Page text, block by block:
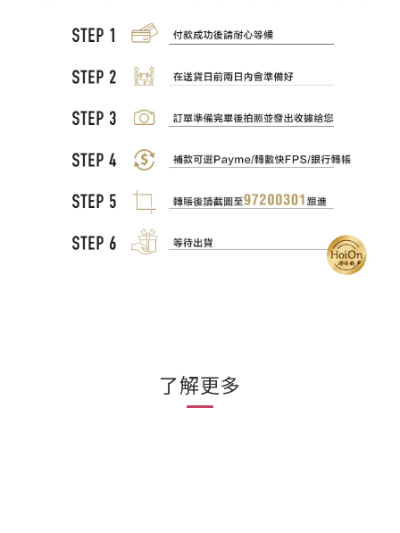
了解更多